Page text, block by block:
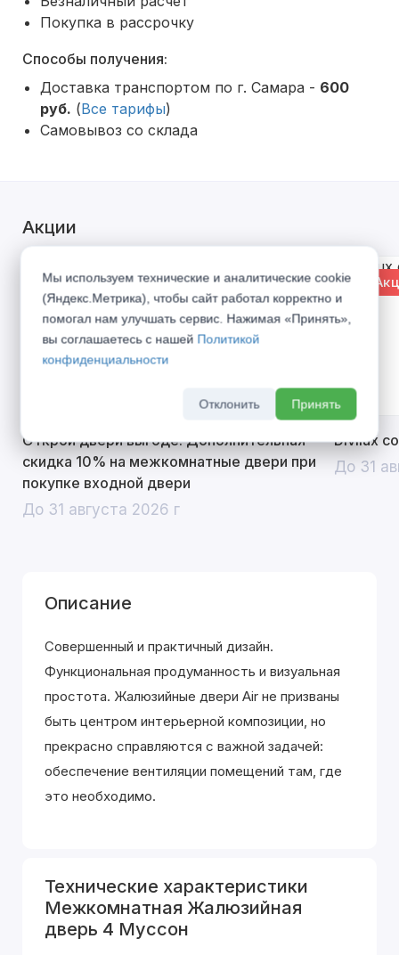
Покупка в рассрочку
Способы получения:
Доставка транспортом по г. Самара - 600
руб. (Все тарифы)
Самовывоз со склада
Акции
% Акция
Открой двери выгоде. Дополнительная
скидка 10% на межкомнатные двери при
покупке входной двери
До 31 августа 2026 г
%
Divilux
До 31
Описание
Совершенный и практичный дизайн.
Функциональная продуманность и визуальная
простота. Жалюзийные двери Air не призваны
быть центром интерьерной композиции, но
прекрасно справляются с важной задачей:
обеспечение вентиляции помещений там, где
это необходимо.
Технические характеристики
Межкомнатная Жалюзийная
дверь 4 Муссон
Мы используем технические и аналитические cookie
(Яндекс.Метрика), чтобы сайт работал корректно и
помогал нам улучшать сервис. Нажимая «Принять»,
вы соглашаетесь с нашей Политикой
конфиденциальности
Отклонить Принять